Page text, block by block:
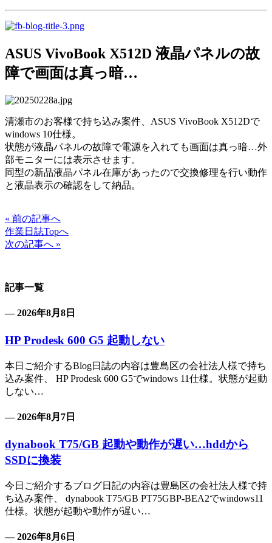
ASUS VivoBook X512D 液晶パネルの故
障で画面は真っ暗…
清瀬市のお客様で持ち込み案件、 ASUS VivoBook X512Dで
windows 10仕様。
状態が液晶パネルの故障で電源を入れても画面は真っ暗…外
部モニターには表示させます。
同型の新品液晶パネル在庫があったので交換修理を行い動作
と液晶表示の確認をして納品。
« 前の記事へ
作業日誌Topへ
次の記事へ »
記事一覧
— 2026年8月8日
HP Prodesk 600 G5 起動しない
本日ご紹介するBlog日誌の内容は豊島区の会社法人様で持ち
込み案件、 HP Prodesk 600 G5でwindows 11仕様。状態が起動
しない…
— 2026年8月7日
dynabook T75/GB 起動や動作が遅い…hddから
SSDに換装
今日ご紹介するブログ日記の内容は豊島区の会社法人様で持
ち込み案件、 dynabook T75/GB PT75GBP-BEA2でwindows11
仕様。状態が起動や動作が遅い…
— 2026年8月6日